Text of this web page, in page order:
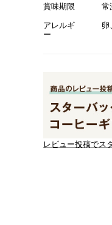
賞味期限
常
アレルギ
ー
卵
レビュー投稿でス